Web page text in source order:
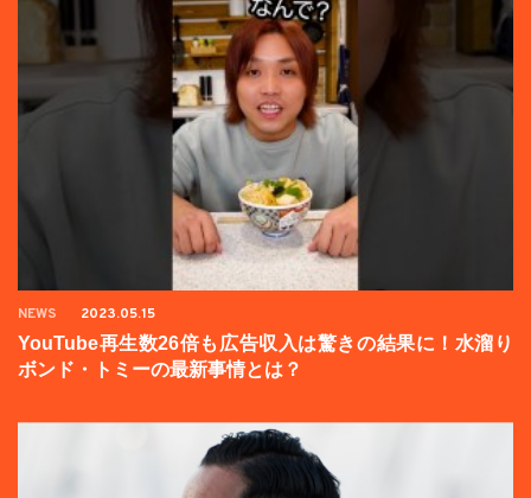
NEWS 2023.05.15
YouTube再生数26倍も広告収入は驚きの結果に！水溜り
ボンド・トミーの最新事情とは？